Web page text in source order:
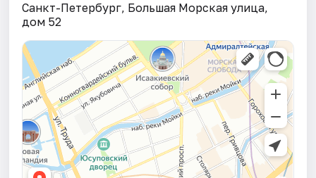
Санкт-Петербург, Большая Морская улица,
дом 52